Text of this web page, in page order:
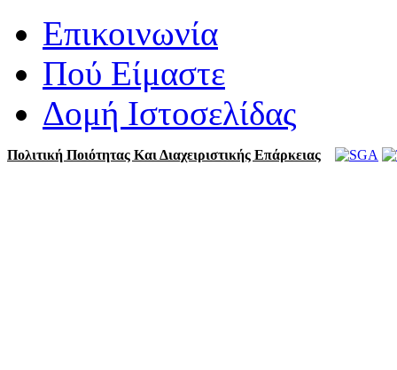
Επικοινωνία
Πού Είμαστε
Δομή Ιστοσελίδας
Πολιτική Ποιότητας Και Διαχειριστικής Επάρκειας